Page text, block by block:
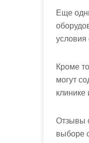
Еще
условия
Кроме
могут
клинике
Отзывы
выборе